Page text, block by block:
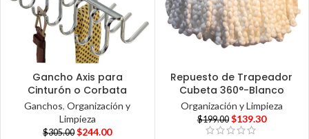
Gancho Axis para
Cinturón o Corbata
Ganchos,Organización y
Limpieza
$305.00 $244.00
Repuesto de Trapeador
Cubeta 360°-Blanco
Organización y Limpieza
$199.00 $139.30